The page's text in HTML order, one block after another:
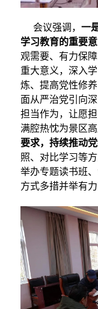
会议强调， 一
学习教育的重要意
观需要、有力保
重大意义，深入
炼、提高党性修
面从严治党引向
担当作为，让愿
满腔热忱为景区
要求，持续推动
照、对比学习等
举办专题读书班
方式多措并举有